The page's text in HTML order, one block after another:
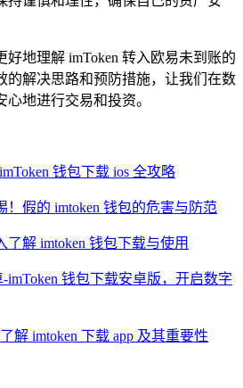
地理解 imToken 转入欧易未到账的
的解决思路和预防措施，让我们在数
地进行交易和投资。
钱包下载 ios 全攻略
！假的 imtoken 钱包的危害与防范
了解 imtoken 钱包下载与使用
imToken 钱包下载安卓版，开启数字
解 imtoken 下载 app 及其重要性